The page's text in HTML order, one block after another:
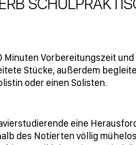
Minuten Vorbereitungszeit und
Stücke, außerdem
oder einen Solisten.
eine
des Notierten völlig